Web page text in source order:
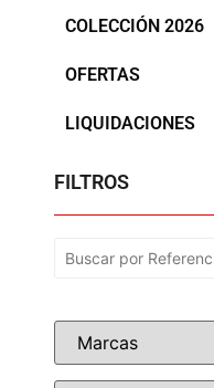
COLECCIÓN 2026
OFERTAS
LIQUIDACIONES
FILTROS